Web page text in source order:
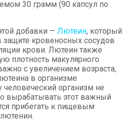
30 грамм (90 капсул по
добавки — Лютеин, который
кровеносных сосудов
крови. Лютеин также
плотность макулярного
с увеличением возраста,
в организме
организм не
вырабатывать этот важный
прибегать к пищевым